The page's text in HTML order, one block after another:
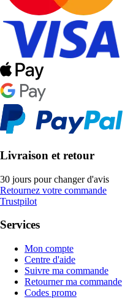
Livraison et retour
30 jours pour changer d'avis
Retournez votre commande
Trustpilot
Services
Mon compte
Centre d'aide
Suivre ma commande
Retourner ma commande
Codes promo